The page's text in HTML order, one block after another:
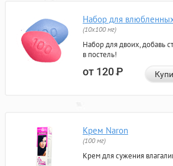
Набор для
(10х100 мг)
Набор для двоих, добавь
в постель!
от 120Р
Крем Naron
(100 мг)
Крем для сужения